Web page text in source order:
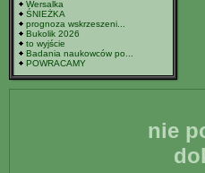
Wersalka
ŚNIEŻKA
prognoza wskrzeszeni...
Bukolik 2026
to wyjście
Badania naukowców po...
POWRACAMY
nie